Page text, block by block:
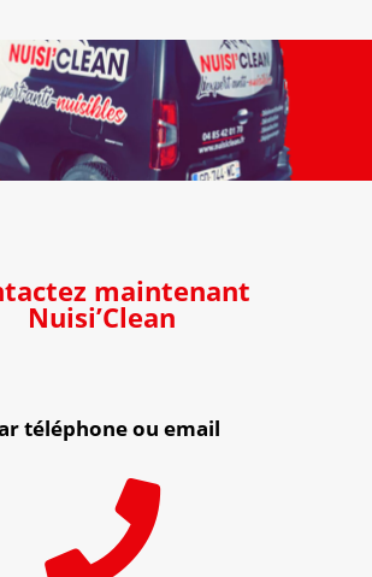
maintenant
Nuisi’Clean
téléphone ou email
